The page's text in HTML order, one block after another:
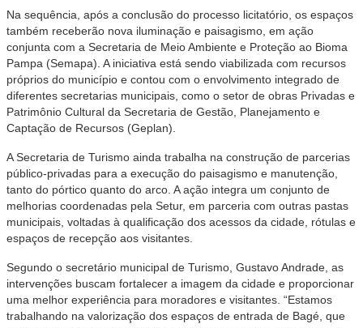
Na sequência, após a conclusão do processo licitatório, os espaços
também receberão nova iluminação e paisagismo, em ação
conjunta com a Secretaria de Meio Ambiente e Proteção ao Bioma
Pampa (Semapa). A iniciativa está sendo viabilizada com recursos
próprios do município e contou com o envolvimento integrado de
diferentes secretarias municipais, como o setor de obras Privadas e
Patrimônio Cultural da Secretaria de Gestão, Planejamento e
Captação de Recursos (Geplan).
A Secretaria de Turismo ainda trabalha na construção de parcerias
público-privadas para a execução do paisagismo e manutenção,
tanto do pórtico quanto do arco. A ação integra um conjunto de
melhorias coordenadas pela Setur, em parceria com outras pastas
municipais, voltadas à qualificação dos acessos da cidade, rótulas e
espaços de recepção aos visitantes.
Segundo o secretário municipal de Turismo, Gustavo Andrade, as
intervenções buscam fortalecer a imagem da cidade e proporcionar
uma melhor experiência para moradores e visitantes. “Estamos
trabalhando na valorização dos espaços de entrada de Bagé, que